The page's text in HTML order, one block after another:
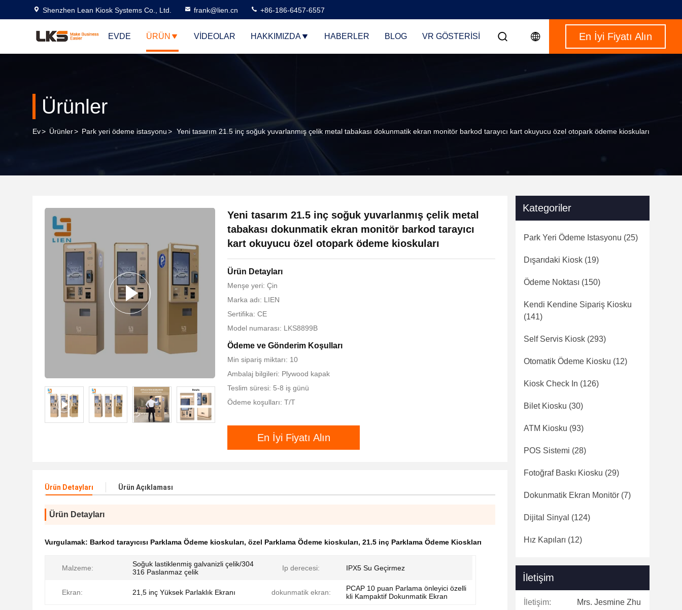
Shenzhen Lean Kiosk Systems Co., Ltd. frank@lien.cn +86-186-6457-6557
EVDE ÜRÜN VIDEOLAR HAKKIMIZDA HABERLER BLOG VR GÖSTERISI En İyi Fiyatı Alın
Ürünler
Ev> Ürünler> Park yeri ödeme istasyonu> Yeni tasarım 21.5 inç soğuk yuvarlanmış çelik metal tabakası dokunmatik ekran monitör barkod tarayıcı kart okuyucu özel otopark ödeme kioskuları
Yeni tasarım 21.5 inç soğuk yuvarlanmış çelik metal
tabakası dokunmatik ekran monitör barkod tarayıcı
kart okuyucu özel otopark ödeme kioskuları
Ürün Detayları
Menşe yeri: Çin
Marka adı: LIEN
Sertifika: CE
Model numarası: LKS8899B
Ödeme ve Gönderim Koşulları
Min sipariş miktarı: 10
Ambalaj bilgileri: Plywood kapak
Teslim süresi: 5-8 iş günü
Ödeme koşulları: T/T
En İyi Fiyatı Alın
Ürün Detayları Ürün Açıklaması
Ürün Detayları
Vurgulamak: Barkod tarayıcısı Parklama Ödeme kioskuları, özel Parklama Ödeme kioskuları, 21.5 inç Parklama Ödeme Kioskları
Malzeme:
Soğuk lastiklenmiş galvanizli çelik/304
316 Paslanmaz çelik
Ip derecesi: IPX5 Su Geçirmez
Ekran: 21,5 inç Yüksek Parlaklık Ekranı dokunmatik ekran:
PCAP 10 puan Parlama önleyici özelli
kli Kampaktif Dokunmatik Ekran
Kategoriler
Park Yeri Ödeme Istasyonu (25)
Dışarıdaki Kiosk (19)
Ödeme Noktası (150)
Kendi Kendine Sipariş Kiosku
(141)
Self Servis Kiosk (293)
Otomatik Ödeme Kiosku (12)
Kiosk Check In (126)
Bilet Kiosku (30)
ATM Kiosku (93)
POS Sistemi (28)
Fotoğraf Baskı Kiosku (29)
Dokunmatik Ekran Monitör (7)
Dijital Sinyal (124)
Hız Kapıları (12)
İletişim
İletişim: Mrs. Jesmine Zhu